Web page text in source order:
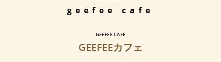
geefee cafe
- GEEFEE CAFE -
GEEFEEカフェ